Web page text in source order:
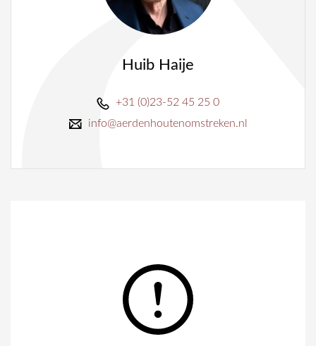
Huib Haije
+31 (0)23-52 45 25 0
info@aerdenhoutenomstreken.nl